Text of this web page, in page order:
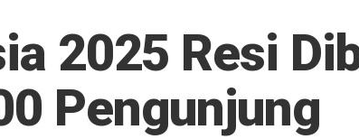
2025 Resi
Pengunjung